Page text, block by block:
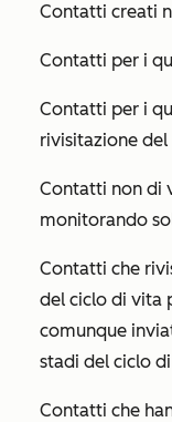
Contatti creati
Contatti per i
Contatti per i
rivisitazione
Contatti non di
monitorando
Contatti che
del ciclo di vita
comunque
stadi del ciclo
Contatti che